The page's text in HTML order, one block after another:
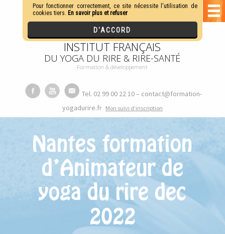
INSTITUT FRANÇAIS
DU YOGA DU RIRE & RIRE-SANTÉ
Formation & développement
Tel. 02 99 00 22 10 – contact@formation-
yogadurire.fr Mon suivi d’inscription
Nantes formation
d’Animateur de
yoga du rire dec
2022